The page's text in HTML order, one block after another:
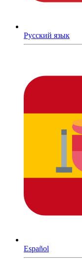
Русский язык
Español